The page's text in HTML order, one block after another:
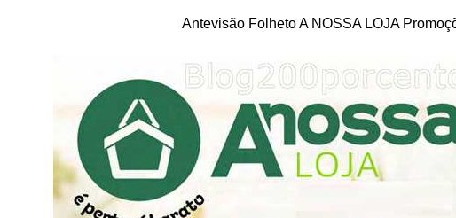
Antevisão Folheto A NOSSA LOJA